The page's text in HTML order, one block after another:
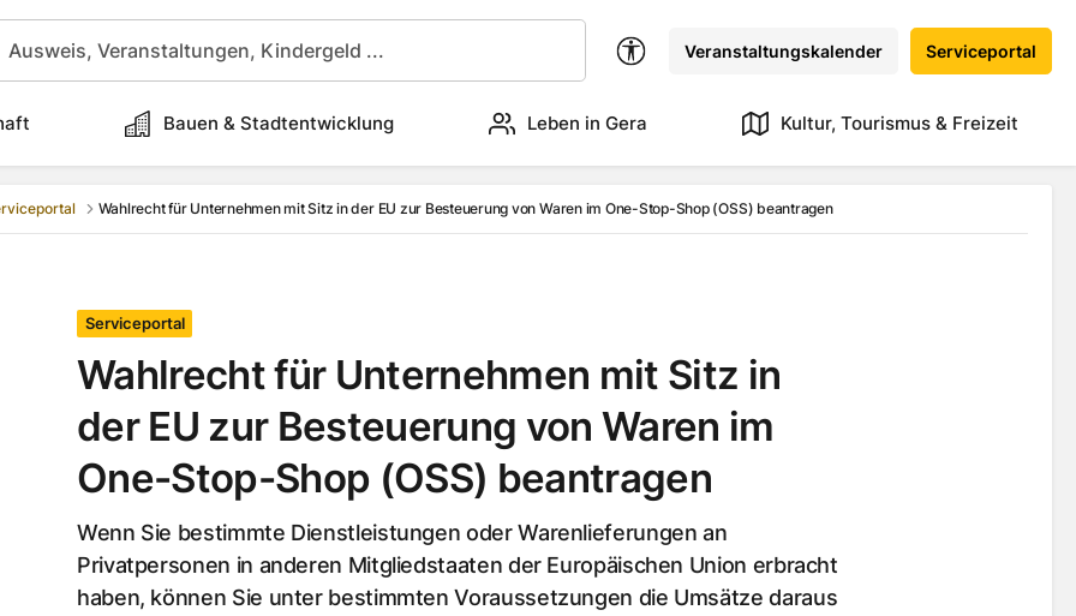
Veranstaltungskalender Serviceportal
Bauen & Stadtentwicklung Leben in Gera Kultur, Tourismus & Freizeit
Wahlrecht für Unternehmen mit Sitz in der EU zur Besteuerung von Waren im One-Stop-Shop (OSS) beantragen
Serviceportal
Wahlrecht für Unternehmen mit Sitz in
der EU zur Besteuerung von Waren im
One-Stop-Shop (OSS) beantragen
Wenn Sie bestimmte Dienstleistungen oder Warenlieferungen an
Privatpersonen in anderen Mitgliedstaaten der Europäischen Union erbracht
haben, können Sie unter bestimmten Voraussetzungen die Umsätze daraus